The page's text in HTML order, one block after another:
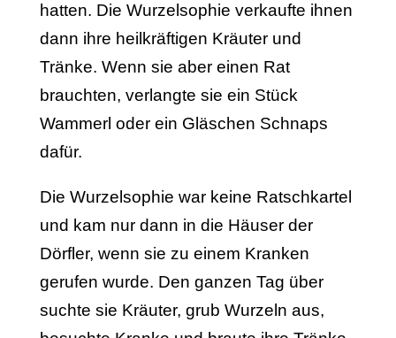
hatten. Die Wurzelsophie verkaufte ihnen
dann ihre heilkräftigen Kräuter und
Tränke. Wenn sie aber einen Rat
brauchten, verlangte sie ein Stück
Wammerl oder ein Gläschen Schnaps
dafür.
Die Wurzelsophie war keine Ratschkartel
und kam nur dann in die Häuser der
Dörfler, wenn sie zu einem Kranken
gerufen wurde. Den ganzen Tag über
suchte sie Kräuter, grub Wurzeln aus,